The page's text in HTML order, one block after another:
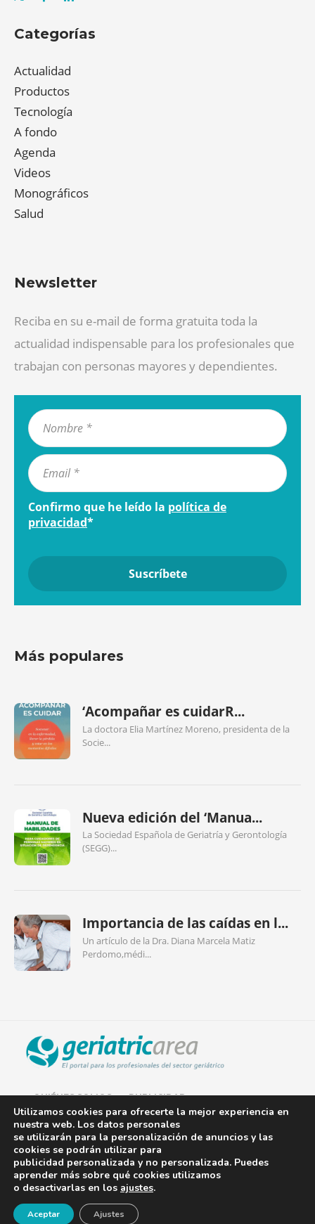
Categorías
Actualidad
Productos
Tecnología
A fondo
Agenda
Videos
Monográficos
Salud
Newsletter
Reciba en su e-mail de forma gratuita toda la
actualidad indispensable para los profesionales que
trabajan con personas mayores y dependientes.
Confirmo que he leído la política de
privacidad*
Más populares
‘Acompañar es cuidarR...
La doctora Elia Martínez Moreno, presidenta de la
Socie...
Nueva edición del ‘Manua...
La Sociedad Española de Geriatría y Gerontología
(SEGG)...
Importancia de las caídas en l...
Un artículo de la Dra. Diana Marcela Matiz
Perdomo,médi...
QUIÉNES SOMOS PUBLICIDAD
AVISO LEGAL
POLÍTICA DE COOKIES
POLÍTICA DE PRIVACIDAD
CONTACTO¡Newsletter!
Utilizamos cookies para ofrecerte la mejor experiencia en
nuestra web. Los datos personales
se utilizarán para la personalización de anuncios y las
cookies se podrán utilizar para
publicidad personalizada y no personalizada. Puedes
aprender más sobre qué cookies utilizamos
o desactivarlas en los ajustes.
Aceptar Ajustes